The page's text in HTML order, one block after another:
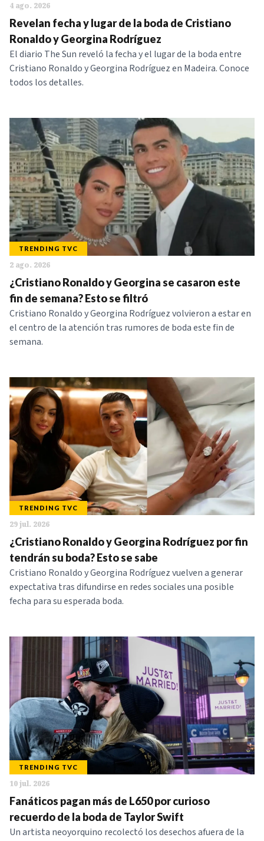
4 ago. 2026
Revelan fecha y lugar de la boda de Cristiano
Ronaldo y Georgina Rodríguez
El diario The Sun reveló la fecha y el lugar de la boda entre
Cristiano Ronaldo y Georgina Rodríguez en Madeira. Conoce
todos los detalles.
TRENDING TVC
2 ago. 2026
¿Cristiano Ronaldo y Georgina se casaron este
fin de semana? Esto se filtró
Cristiano Ronaldo y Georgina Rodríguez volvieron a estar en
el centro de la atención tras rumores de boda este fin de
semana.
TRENDING TVC
29 jul. 2026
¿Cristiano Ronaldo y Georgina Rodríguez por fin
tendrán su boda? Esto se sabe
Cristiano Ronaldo y Georgina Rodríguez vuelven a generar
expectativa tras difundirse en redes sociales una posible
fecha para su esperada boda.
TRENDING TVC
10 jul. 2026
Fanáticos pagan más de L650 por curioso
recuerdo de la boda de Taylor Swift
Un artista neoyorquino recolectó los desechos afuera de la